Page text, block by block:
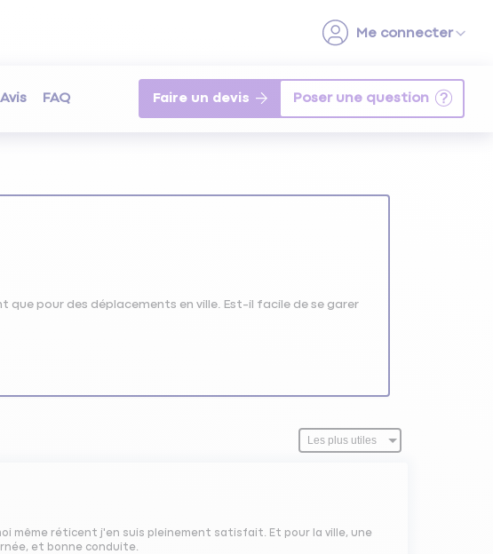
Avis FAQ Faire un devis
pour des déplacements en ville. Est-il facile de se garer
même réticent j'en suis pleinement satisfait. Et pour la ville, une
et bonne conduite.